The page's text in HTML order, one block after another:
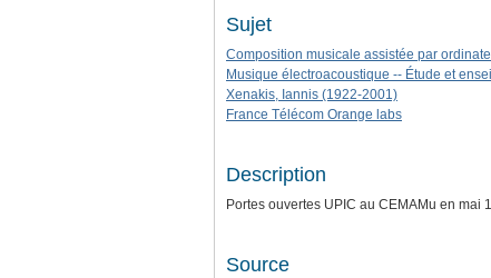
Sujet
Composition musicale assistée par
Musique électroacoustique -- Étude et
Xenakis, Iannis (1922-2001)
France Télécom Orange labs
Description
Portes ouvertes UPIC au CEMAMu en
Source